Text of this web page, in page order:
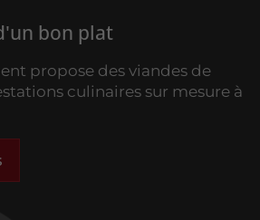
bon plat
propose des viandes de
culinaires sur mesure à